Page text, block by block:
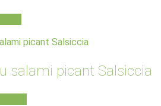
salami picant Salsiccia